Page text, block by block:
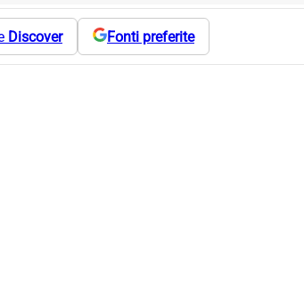
Discover Fonti preferite